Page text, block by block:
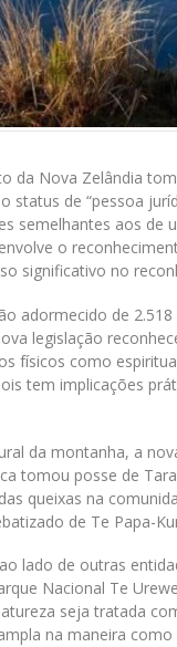
da Nova Zelândia
status de “pessoa
semelhantes aos
o
significativo no
adormecido de
legislação
físicos como
tem implicações
da montanha, a
tomou posse de
queixas na
de Te Papa-
lado de outras
Nacional Te
seja tratada
na maneira